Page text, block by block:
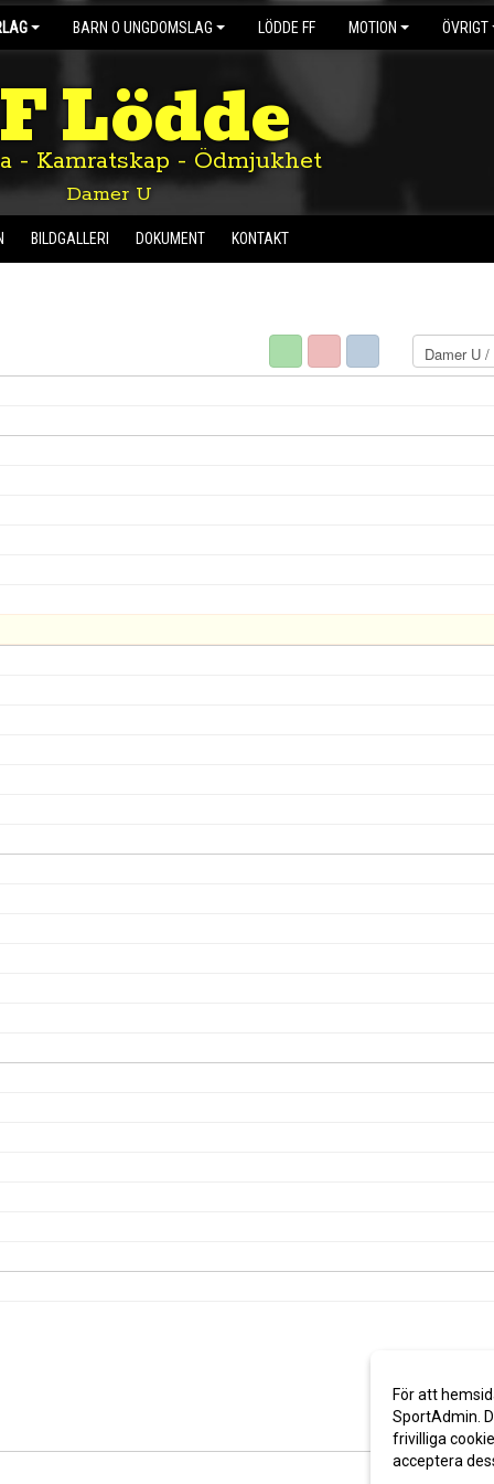
BARN O UNGDOMSLAG LÖDDE FF MOTION ÖVRIGT
Lödde
- Kamratskap - Ödmjukhet
Damer U
BILDGALLERI DOKUMENT KONTAKT
För att
SportAdmin.
frivilliga
acceptera